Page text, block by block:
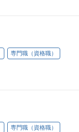
専門職（資格職）
専門職（資格職）